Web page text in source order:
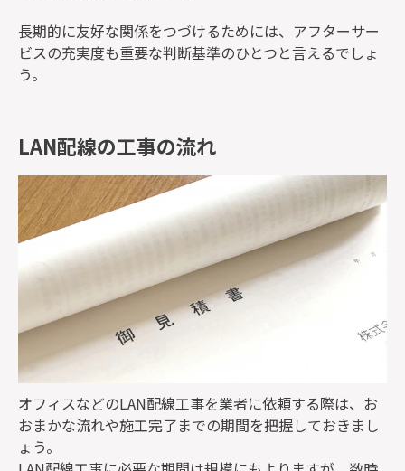
長期的に友好な関係をつづけるためには、アフターサー
ビスの充実度も重要な判断基準のひとつと言えるでしょ
う。
LAN配線の工事の流れ
オフィスなどのLAN配線工事を業者に依頼する際は、お
おまかな流れや施工完了までの期間を把握しておきまし
ょう。